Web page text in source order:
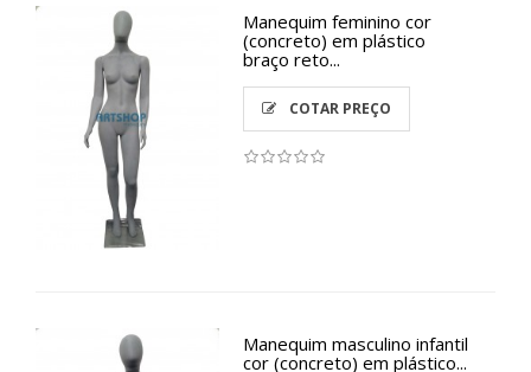
Manequim feminino cor
(concreto) em plástico
braço reto...
COTAR PREÇO
Manequim masculino infantil
cor (concreto) em plástico...